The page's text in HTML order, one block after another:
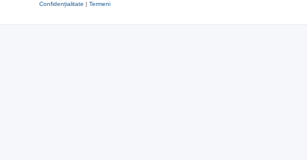
Confidențialitate | Termeni